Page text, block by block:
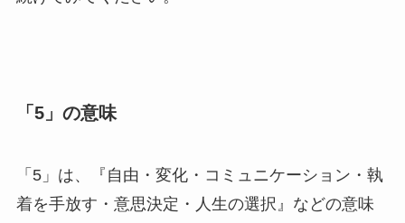
「5」の意味
「5」は、『自由・変化・コミュニケーション・執
着を手放す・意思決定・人生の選択』などの意味